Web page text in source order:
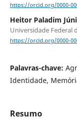
https://orcid.org/0000-
Heitor Paladim
Universidade Federal
https://orcid.org/0000-
Palavras-chave:
Identidade,
Resumo